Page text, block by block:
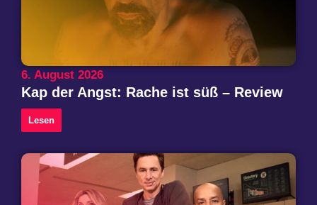
6. August 2026
Kap der Angst: Rache ist süß – Review
Lesen